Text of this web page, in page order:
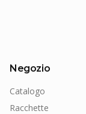
Negozio
Catalogo
Racchette